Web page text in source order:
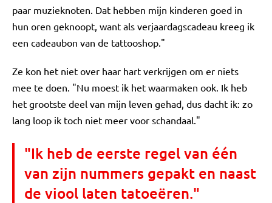
paar muzieknoten. Dat hebben mijn kinderen goed in
hun oren geknoopt, want als verjaardagscadeau kreeg ik
een cadeaubon van de tattooshop."
Ze kon het niet over haar hart verkrijgen om er niets
mee te doen. "Nu moest ik het waarmaken ook. Ik heb
het grootste deel van mijn leven gehad, dus dacht ik: zo
lang loop ik toch niet meer voor schandaal."
"Ik heb de eerste regel van één
van zijn nummers gepakt en naast
de viool laten tatoeëren."